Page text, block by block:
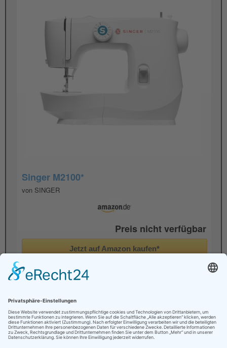
Singer M2100*
von SINGER
Preis nicht verfügbar
Jetzt auf Amazon kaufen*
Preis inkl. MwSt., zzgl. Versandkosten
Aktualisiert am 9. August 2026 um 11:15. Alle Angaben
Hinweis
*Wir haben uns dazu entschlossen, Teil des amazon
Partnerprogramms zu werden und benutzen daher sogenannte